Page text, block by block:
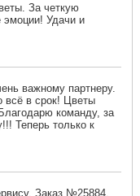
За четкую
эмоции! Удачи и
важному партнеру.
всё в срок! Цветы
команду, за
Теперь только к
Заказ №25884,